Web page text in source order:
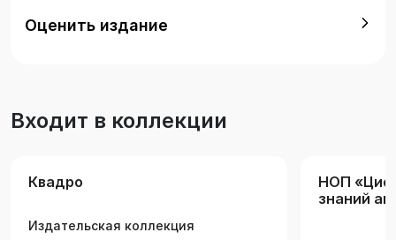
Оценить издание
Входит в коллекции
Квадро
Издательская коллекция
НОП
знаний